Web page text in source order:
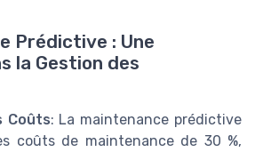
Prédictive : Une
la Gestion des
Coûts: La maintenance prédictive
coûts de maintenance de 30 %,